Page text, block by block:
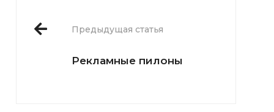
Предыдущая статья
Рекламные пилоны